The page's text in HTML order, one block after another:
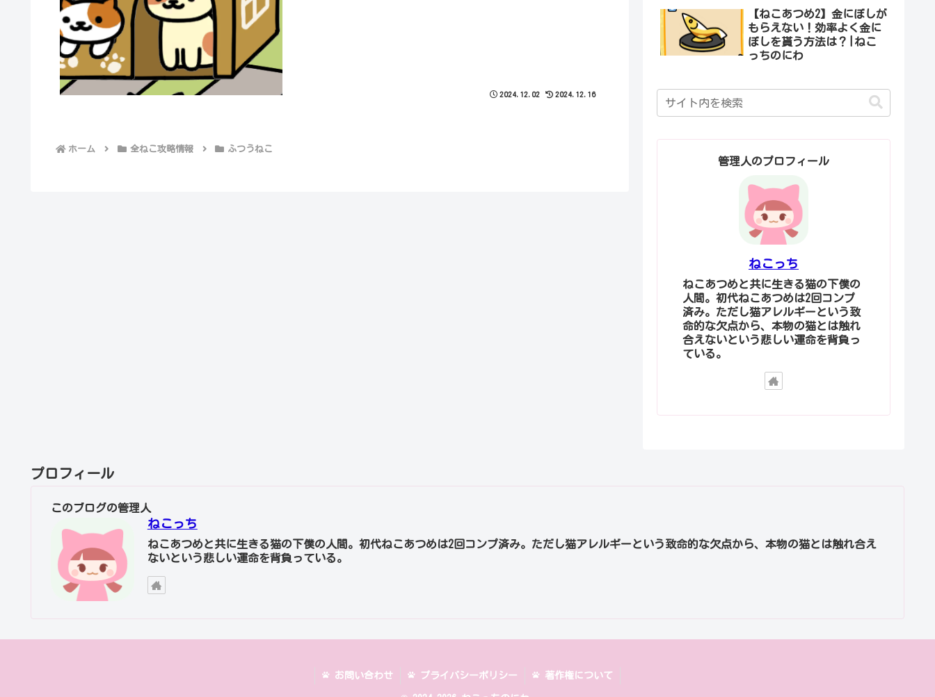
2024.12.02 2024.12.16
ホーム 全ねこ攻略情報 ふつうねこ
【ねこあつめ2】金にぼしが
もらえない！効率よく金に
ぼしを貰う方法は？|ねこ
っちのにわ
管理人のプロフィール
ねこっち
ねこあつめと共に生きる猫の下僕の
人間。初代ねこあつめは2回コンプ
済み。ただし猫アレルギーという致
命的な欠点から、本物の猫とは触れ
合えないという悲しい運命を背負っ
ている。
プロフィール
このブログの管理人
ねこっち
ねこあつめと共に生きる猫の下僕の人間。初代ねこあつめは2回コンプ済み。ただし猫アレルギーという致命的な欠点から、本物の猫とは触れ合え
ないという悲しい運命を背負っている。
お問い合わせ プライバシーポリシー 著作権について